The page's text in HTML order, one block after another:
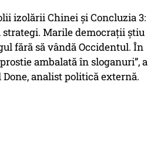
izolării Chinei și Concluzia 3:
Marile democrații știu
fără să vândă Occidentul. În
ambalată în sloganuri”, a
analist politică externă.